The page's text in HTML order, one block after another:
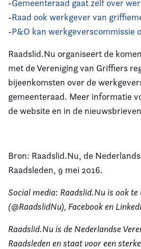
-Gemeenteraad gaat zelf over
-Raad ook werkgever van
-P&O kan werkgeverscommissie
Raadslid.Nu organiseert de
met de Vereniging van Griffiers
bijeenkomsten over de
gemeenteraad. Meer informatie
de website en in de
Bron: Raadslid.Nu, de
Raadsleden, 9 mei 2016.
Social media: Raadslid.Nu is ook
(@RaadslidNu), Facebook en
Raadslid.Nu is de Nederlandse
Raadsleden en staat voor een